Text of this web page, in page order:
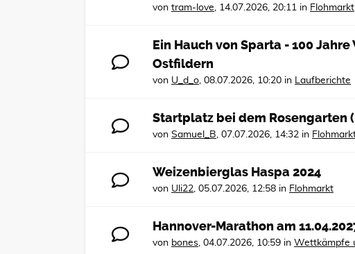
von tram-love, 14.07.2026, 20:11 in Flohmarkt
Ein Hauch von Sparta - 100
Ostfildern
von U_d_o, 08.07.2026, 10:20 in Laufberichte
Startplatz bei dem Rosengarten
von Samuel_B, 07.07.2026, 14:32 in
Weizenbierglas Haspa 2024
von Uli22, 05.07.2026, 12:58 in Flohmarkt
Hannover-Marathon am
von bones, 04.07.2026, 10:59 in Wettkämpfe